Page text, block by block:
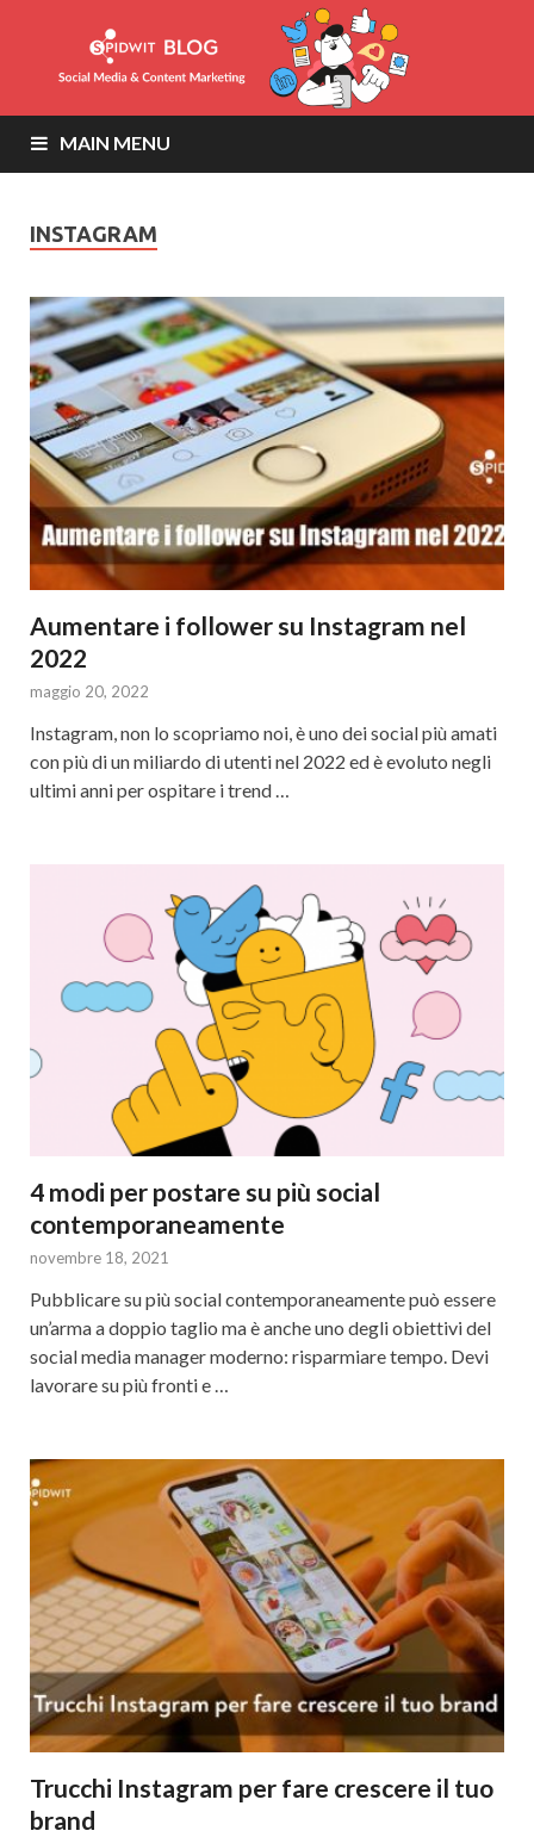
MAIN MENU
INSTAGRAM
Aumentare i follower su Instagram nel
2022
maggio 20, 2022
Instagram, non lo scopriamo noi, è uno dei social più amati
con più di un miliardo di utenti nel 2022 ed è evoluto negli
ultimi anni per ospitare i trend …
4 modi per postare su più social
contemporaneamente
novembre 18, 2021
Pubblicare su più social contemporaneamente può essere
un’arma a doppio taglio ma è anche uno degli obiettivi del
social media manager moderno: risparmiare tempo. Devi
lavorare su più fronti e …
Trucchi Instagram per fare crescere il tuo
brand